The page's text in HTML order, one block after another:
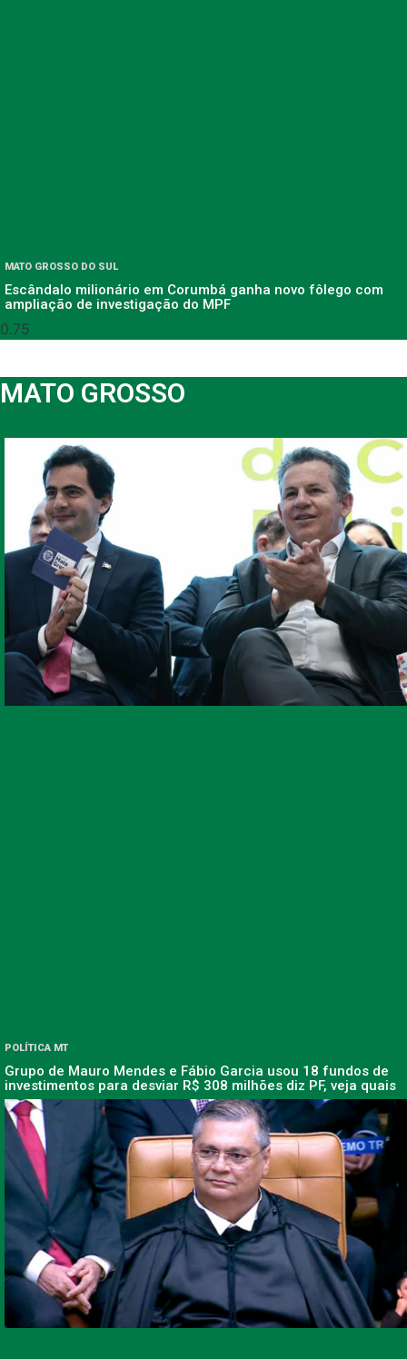
MATO GROSSO DO SUL
Escândalo milionário em Corumbá ganha novo fôlego com
ampliação de investigação do MPF
MATO GROSSO
POLÍTICA MT
Grupo de Mauro Mendes e Fábio Garcia usou 18 fundos de
investimentos para desviar R$ 308 milhões diz PF, veja quais